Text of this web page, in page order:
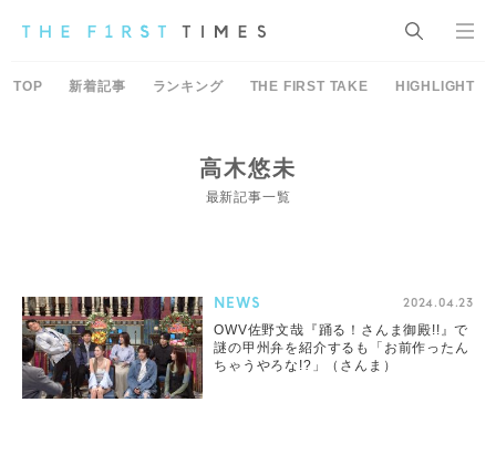
TOP 新着記事 ランキング THE FIRST TAKE HIGHLIGHT
高木悠未
最新記事一覧
NEWS 2024.04.23
OWV佐野文哉『踊る！さんま御殿!!』で
謎の甲州弁を紹介するも「お前作ったん
ちゃうやろな!?」（さんま）